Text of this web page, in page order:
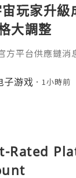
玩家升
大調整
方平台供應鏈
。其中，華碩旗
5080、RTX
子游戏 1小時前
Rated